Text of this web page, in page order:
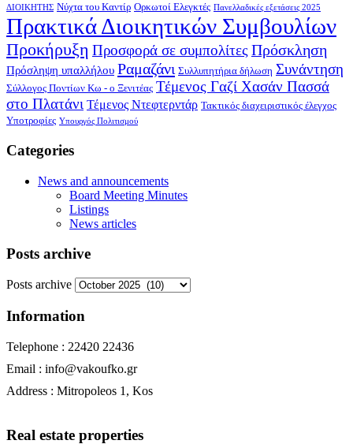
ΔΙΟΙΚΗΤΗΣ Νύχτα του Καντίρ Ορκωτοί Ελεγκτές Πανελλαδικές εξετάσεις 2025
Πρακτικά Διοικητικών Συμβουλίων
Προκήρυξη Προσφορά σε συμπολίτες Πρόσκληση
Πρόσληψη υπαλλήλου Ραμαζάνι Συλλυπητήρια δήλωση Συνάντηση
Σύλλογος Ποντίων Κω - ο Ξενιτέας Τέμενος Γαζί Χασάν Πασσά
στο Πλατάνι Τέμενος Ντεφτερντάρ Τακτικός διαχειριστικός έλεγχος
Υποτροφίες Υπουργός Πολιτισμού
Categories
News and announcements
Board Meeting Minutes
Listings
News articles
Posts archive
Posts archive
Information
Telephone : 22420 22436
Email : info@vakoufko.gr
Address : Mitropoleos 1, Kos
Real estate properties